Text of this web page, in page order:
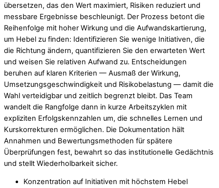
übersetzen, das den Wert maximiert, Risiken reduziert und
messbare Ergebnisse beschleunigt. Der Prozess betont die
Reihenfolge mit hoher Wirkung und die Aufwandskartierung,
um Hebel zu finden: Identifizieren Sie wenige Initiativen, die
die Richtung ändern, quantifizieren Sie den erwarteten Wert
und weisen Sie relativen Aufwand zu. Entscheidungen
beruhen auf klaren Kriterien — Ausmaß der Wirkung,
Umsetzungsgeschwindigkeit und Risikobelastung — damit die
Wahl verteidigbar und zeitlich begrenzt bleibt. Das Team
wandelt die Rangfolge dann in kurze Arbeitszyklen mit
expliziten Erfolgskennzahlen um, die schnelles Lernen und
Kurskorrekturen ermöglichen. Die Dokumentation hält
Annahmen und Bewertungsmethoden für spätere
Überprüfungen fest, bewahrt so das institutionelle Gedächtnis
und stellt Wiederholbarkeit sicher.
Konzentration auf Initiativen mit höchstem Hebel